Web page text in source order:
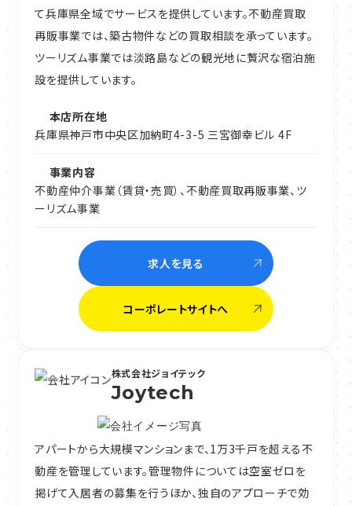
て兵庫県全域でサービスを提供しています。不動産買取
再販事業では、築古物件などの買取相談を承っています。
ツーリズム事業では淡路島などの観光地に贅沢な宿泊施
設を提供しています。
本店所在地
兵庫県神戸市中央区加納町4-3-5 三宮御幸ビル 4F
事業内容
不動産仲介事業（賃貸・売買）、不動産買取再販事業、ツ
ーリズム事業
コーポレートサイトへ
求人を見る
株式会社ジョイテック
Joytech
アパートから大規模マンションまで、1万3千戸を超える不
動産を管理しています。管理物件については空室ゼロを
掲げて入居者の募集を行うほか、独自のアプローチで効